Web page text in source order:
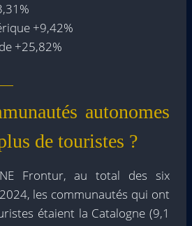
+9,42%
+25,82%
autonomes
de touristes ?
Frontur, au total des six
les communautés qui ont
étaient la Catalogne (9,1